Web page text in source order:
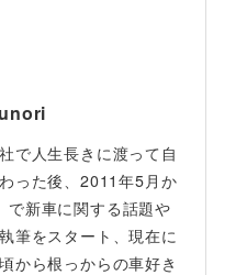
で人生長きに渡って自
った後、2011年5月か
で新車に関する話題や
筆をスタート、現在に
から根っからの車好き